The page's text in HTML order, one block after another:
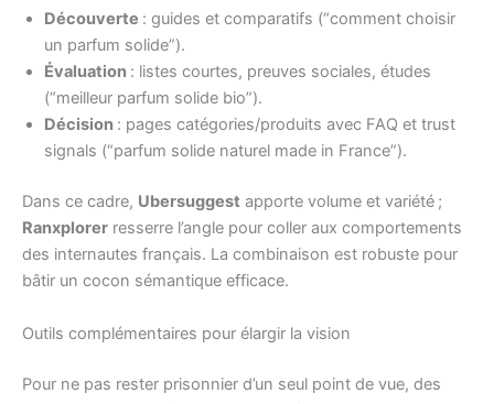
Découverte : guides et comparatifs (“comment choisir
un parfum solide”).
Évaluation : listes courtes, preuves sociales, études
(“meilleur parfum solide bio”).
Décision : pages catégories/produits avec FAQ et trust
signals (“parfum solide naturel made in France”).
Dans ce cadre, Ubersuggest apporte volume et variété ;
Ranxplorer resserre l’angle pour coller aux comportements
des internautes français. La combinaison est robuste pour
bâtir un cocon sémantique efficace.
Outils complémentaires pour élargir la vision
Pour ne pas rester prisonnier d’un seul point de vue, des